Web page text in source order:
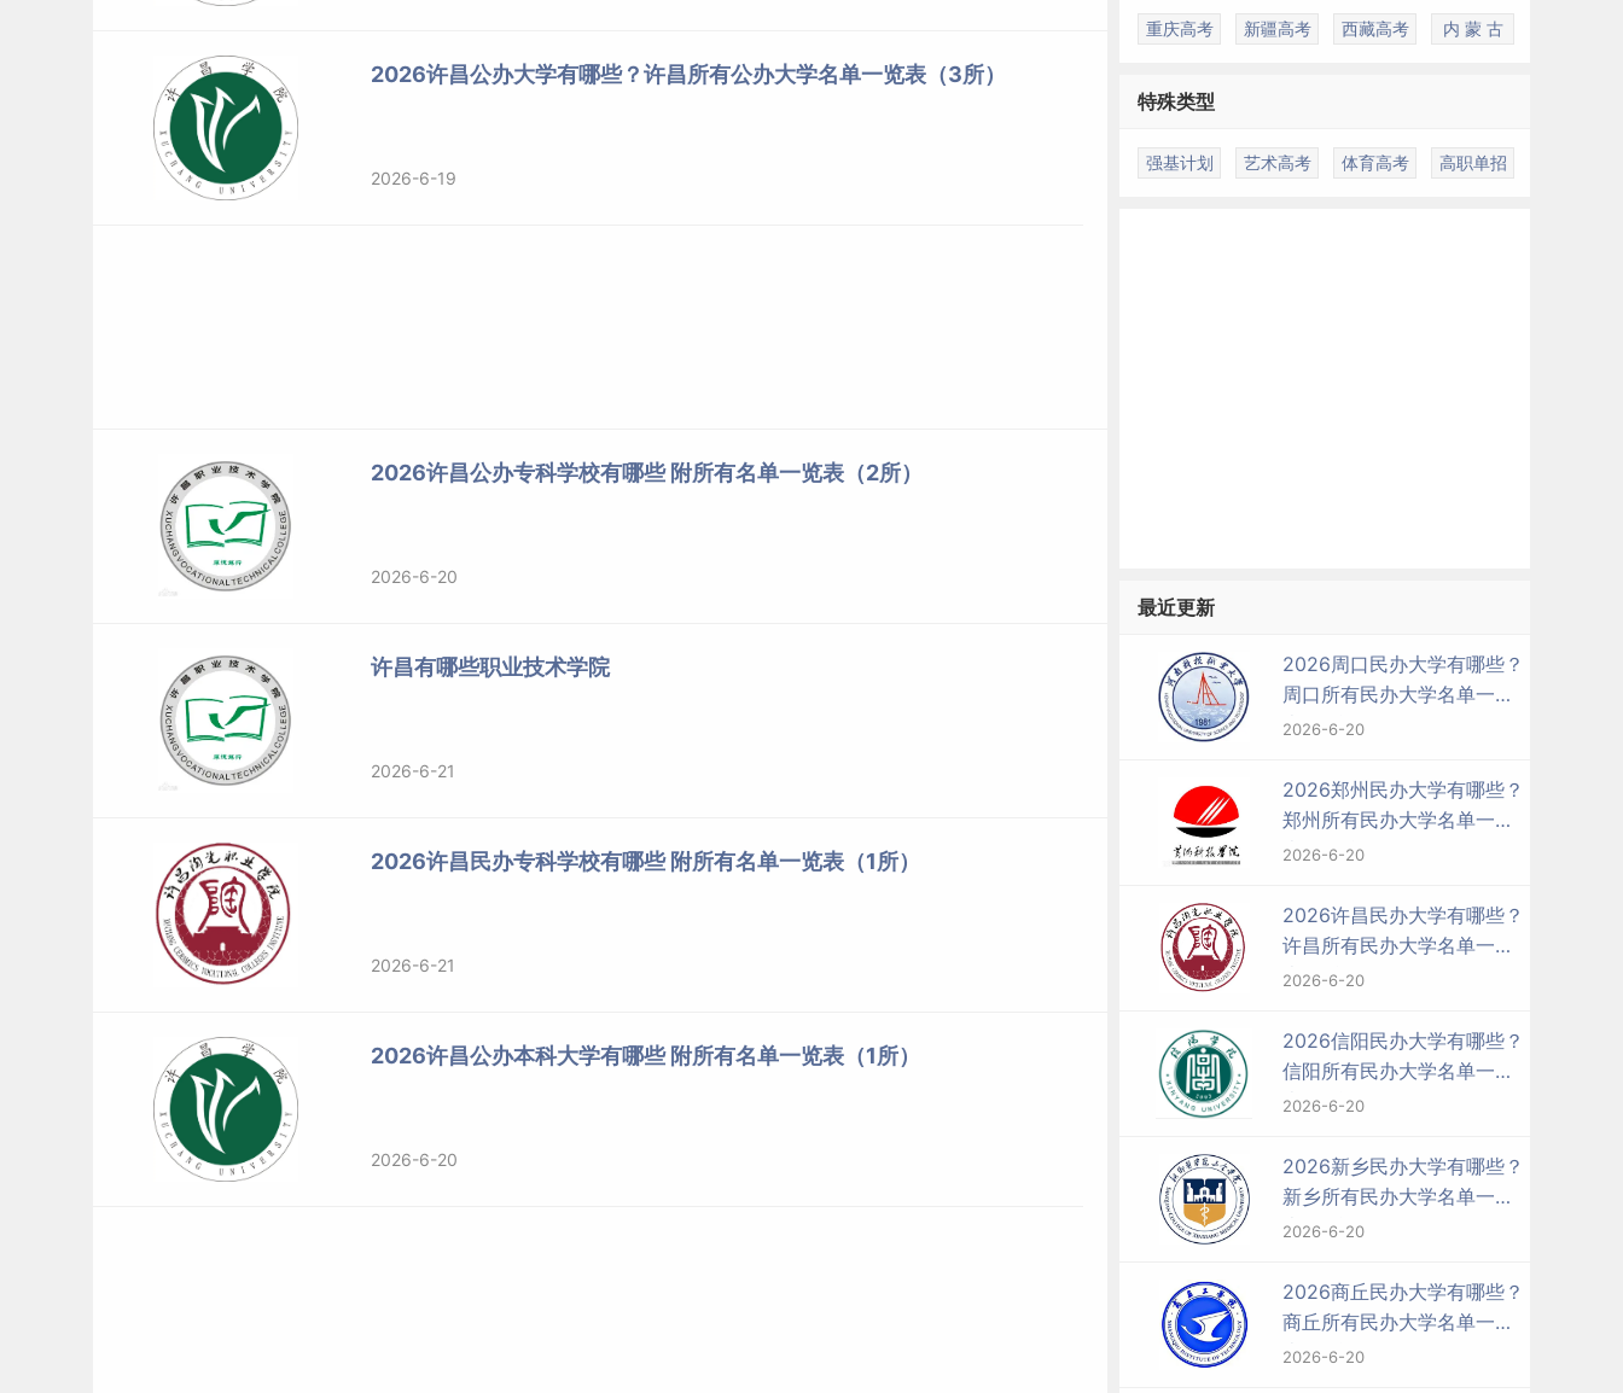
2026许昌公办大学有哪些？许昌所有公办大学名单一览表（3所）
2026-6-19
2026许昌公办专科学校有哪些 附所有名单一览表（2所）
2026-6-20
许昌有哪些职业技术学院
2026-6-21
2026许昌民办专科学校有哪些 附所有名单一览表（1所）
2026-6-21
2026许昌公办本科大学有哪些 附所有名单一览表（1所）
2026-6-20
重庆高考 新疆高考 西藏高考 内 蒙 古
特殊类型
强基计划 艺术高考 体育高考 高职单招
最近更新
2026周口民办大学有哪些？
周口所有民办大学名单一览
表（3所）
2026-6-20
2026郑州民办大学有哪些？
郑州所有民办大学名单一览
表（29所）
2026-6-20
2026许昌民办大学有哪些？
许昌所有民办大学名单一览
表（1所）
2026-6-20
2026信阳民办大学有哪些？
信阳所有民办大学名单一览
表（5所）
2026-6-20
2026新乡民办大学有哪些？
新乡所有民办大学名单一览
表（4所）
2026-6-20
2026商丘民办大学有哪些？
商丘所有民办大学名单一览
表（2所）
2026-6-20